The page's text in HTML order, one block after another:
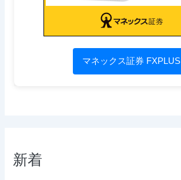
マネックス証券 FXPLUS
新着